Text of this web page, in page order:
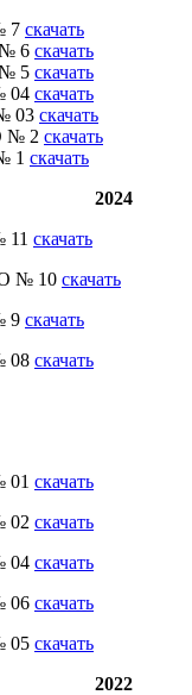
7 скачать
№ 6 скачать
№ 5 скачать
04 скачать
03 скачать
№ 2 скачать
1 скачать
2024
11 скачать
№ 10 скачать
9 скачать
08 скачать
01 скачать
02 скачать
04 скачать
06 скачать
05 скачать
2022